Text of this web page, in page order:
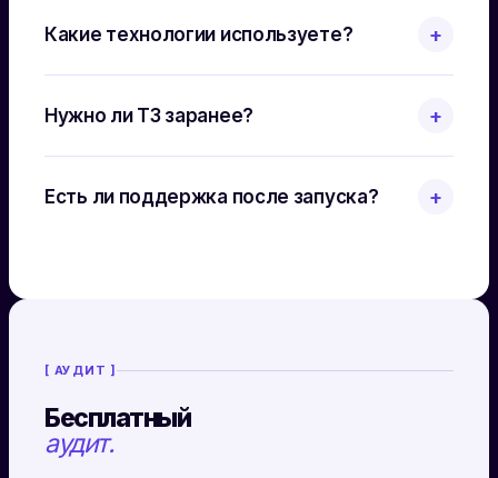
Какие технологии используете? +
Нужно ли ТЗ заранее? +
Есть ли поддержка после запуска? +
[ АУДИТ ]
Бесплатный
аудит.